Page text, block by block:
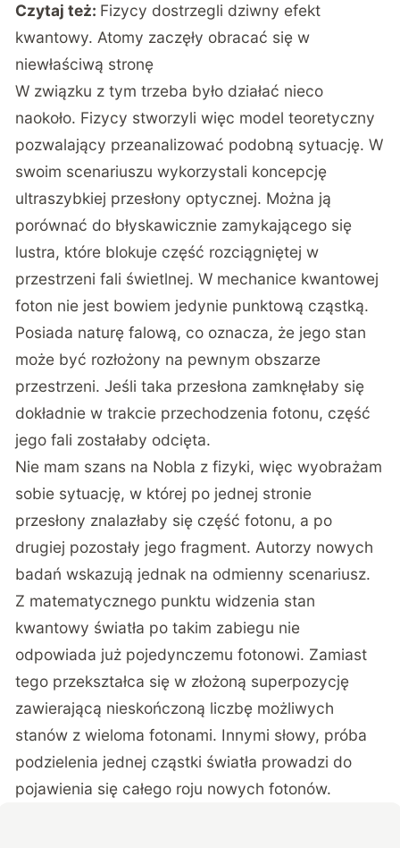
Czytaj też: Fizycy dostrzegli dziwny efekt
kwantowy. Atomy zaczęły obracać się w
niewłaściwą stronę
W związku z tym trzeba było działać nieco
naokoło. Fizycy stworzyli więc model teoretyczny
pozwalający przeanalizować podobną sytuację. W
swoim scenariuszu wykorzystali koncepcję
ultraszybkiej przesłony optycznej. Można ją
porównać do błyskawicznie zamykającego się
lustra, które blokuje część rozciągniętej w
przestrzeni fali świetlnej. W mechanice kwantowej
foton nie jest bowiem jedynie punktową cząstką.
Posiada naturę falową, co oznacza, że jego stan
może być rozłożony na pewnym obszarze
przestrzeni. Jeśli taka przesłona zamknęłaby się
dokładnie w trakcie przechodzenia fotonu, część
jego fali zostałaby odcięta.
Nie mam szans na Nobla z fizyki, więc wyobrażam
sobie sytuację, w której po jednej stronie
przesłony znalazłaby się część fotonu, a po
drugiej pozostały jego fragment. Autorzy nowych
badań wskazują jednak na odmienny scenariusz.
Z matematycznego punktu widzenia stan
kwantowy światła po takim zabiegu nie
odpowiada już pojedynczemu fotonowi. Zamiast
tego przekształca się w złożoną superpozycję
zawierającą nieskończoną liczbę możliwych
stanów z wieloma fotonami. Innymi słowy, próba
podzielenia jednej cząstki światła prowadzi do
pojawienia się całego roju nowych fotonów.